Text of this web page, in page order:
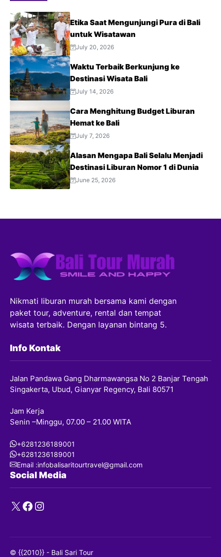
Etika Saat Mengunjungi Pura di Bali
untuk Wisatawan
July 20, 2026
Waktu Terbaik Berkunjung ke
Destinasi Wisata Bali
July 14, 2026
Cara Menghitung Budget Liburan
Hemat ke Bali
July 7, 2026
Alasan Mengapa Bali Selalu Menjadi
Destinasi Liburan Nomor 1 di Dunia
June 25, 2026
Nikmati liburan murah bersama kami dengan
paket tour, adventure, rental dan tempat
wisata terbaik. Dengan layanan bintang 5.
Info Kontak
Jalan Pandawa Gang Dharmawangsa No 2 Banjar Tengah
Singakerta, Ubud, Gianyar Regency, Bali 80571
Jam Kerja
Senin –Minggu, 07.00 – 21.00 WITA
+6281236189001
+6281236189001
Email :infobalisaritourtravel@gmail.com
Social Media
X Facebook
Instagram
© {{2010}} - Bali Sari Tour